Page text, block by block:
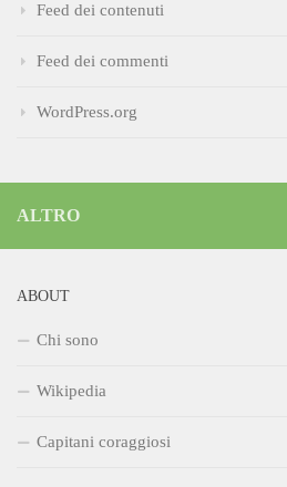
Feed dei contenuti
Feed dei commenti
WordPress.org
ALTRO
ABOUT
Chi sono
Wikipedia
Capitani coraggiosi